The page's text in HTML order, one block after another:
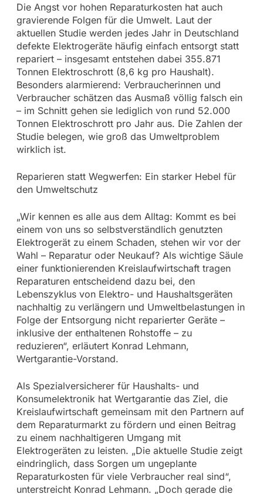
Die Angst vor hohen Reparaturkosten hat auch
gravierende Folgen für die Umwelt. Laut der
aktuellen Studie werden jedes Jahr in Deutschland
defekte Elektrogeräte häufig einfach entsorgt statt
repariert – insgesamt entstehen dabei 355.871
Tonnen Elektroschrott (8,6 kg pro Haushalt).
Besonders alarmierend: Verbraucherinnen und
Verbraucher schätzen das Ausmaß völlig falsch ein
– im Schnitt gehen sie lediglich von rund 52.000
Tonnen Elektroschrott pro Jahr aus. Die Zahlen der
Studie belegen, wie groß das Umweltproblem
wirklich ist.
Reparieren statt Wegwerfen: Ein starker Hebel für
den Umweltschutz
„Wir kennen es alle aus dem Alltag: Kommt es bei
einem von uns so selbstverständlich genutzten
Elektrogerät zu einem Schaden, stehen wir vor der
Wahl – Reparatur oder Neukauf? Als wichtige Säule
einer funktionierenden Kreislaufwirtschaft tragen
Reparaturen entscheidend dazu bei, den
Lebenszyklus von Elektro- und Haushaltsgeräten
nachhaltig zu verlängern und Umweltbelastungen in
Folge der Entsorgung nicht reparierter Geräte –
inklusive der enthaltenen Rohstoffe – zu
reduzieren“, erläutert Konrad Lehmann,
Wertgarantie-Vorstand.
Als Spezialversicherer für Haushalts- und
Konsumelektronik hat Wertgarantie das Ziel, die
Kreislaufwirtschaft gemeinsam mit den Partnern auf
dem Reparaturmarkt zu fördern und einen Beitrag
zu einem nachhaltigeren Umgang mit
Elektrogeräten zu leisten. „Die aktuelle Studie zeigt
eindringlich, dass Sorgen um ungeplante
Reparaturkosten für viele Verbraucher real sind“,
unterstreicht Konrad Lehmann. „Doch gerade die